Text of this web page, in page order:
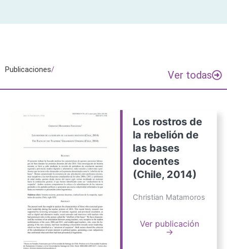
Publicaciones/ Ver todas
Los rostros de
la rebelión de
las bases
docentes
(Chile, 2014)
Christian Matamoros
Ver publicación
→